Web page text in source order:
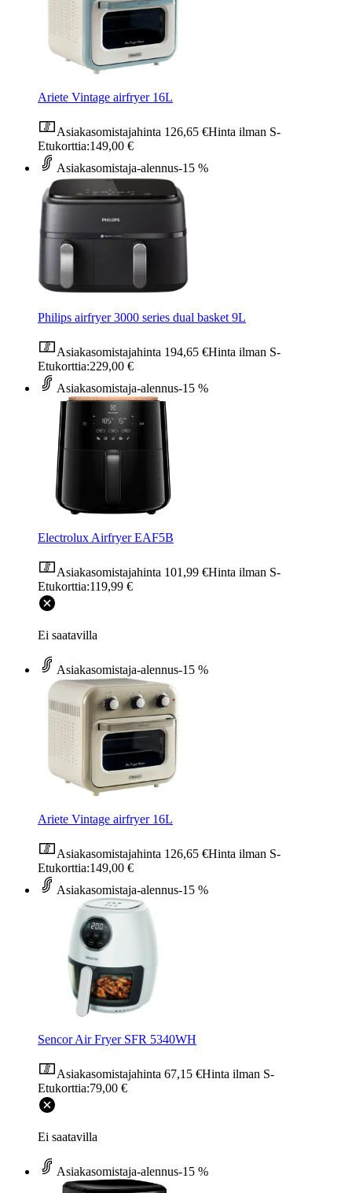
Ariete Vintage airfryer 16L
Asiakasomistajahinta 126,65 €Hinta ilman S-
Etukorttia:149,00 €
Asiakasomistaja-alennus-15 %
Philips airfryer 3000 series dual basket 9L
Asiakasomistajahinta 194,65 €Hinta ilman S-
Etukorttia:229,00 €
Asiakasomistaja-alennus-15 %
Electrolux Airfryer EAF5B
Asiakasomistajahinta 101,99 €Hinta ilman S-
Etukorttia:119,99 €
Ei saatavilla
Asiakasomistaja-alennus-15 %
Ariete Vintage airfryer 16L
Asiakasomistajahinta 126,65 €Hinta ilman S-
Etukorttia:149,00 €
Asiakasomistaja-alennus-15 %
Sencor Air Fryer SFR 5340WH
Asiakasomistajahinta 67,15 €Hinta ilman S-
Etukorttia:79,00 €
Ei saatavilla
Asiakasomistaja-alennus-15 %